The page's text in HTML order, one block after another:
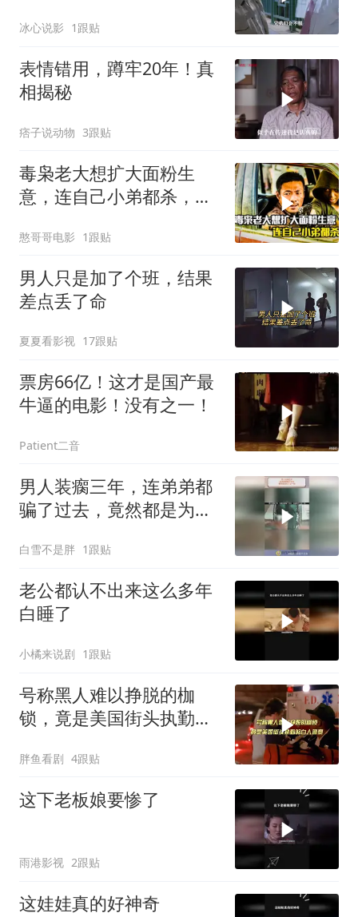
冰心说影 1跟贴
表情错用，蹲牢20年！真
相揭秘
痞子说动物 3跟贴
毒枭老大想扩大面粉生
意，连自己小弟都杀，犯
憨哥哥电影 1跟贴
男人只是加了个班，结果
差点丢了命
夏夏看影视 17跟贴
票房66亿！这才是国产最
牛逼的电影！没有之一！
Patient二音
男人装瘸三年，连弟弟都
骗了过去，竟然都是为了
白雪不是胖 1跟贴
老公都认不出来这么多年
白睡了
小橘来说剧 1跟贴
号称黑人难以挣脱的枷
锁，竟是美国街头执勤的
胖鱼看剧 4跟贴
这下老板娘要惨了
雨港影视 2跟贴
这娃娃真的好神奇